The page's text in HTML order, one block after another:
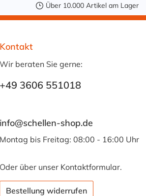
Über 10.000 Artikel am Lager
Kontakt
Wir beraten Sie gerne:
+49 3606 551018
info@schellen-shop.de
Montag bis Freitag: 08:00 - 16:00 Uhr
Oder über unser Kontaktformular.
Bestellung widerrufen